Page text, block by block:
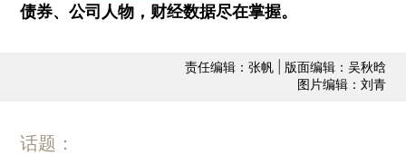
债券、公司人物，财经数据尽在掌握。
责任编辑：张帆 | 版面编辑：吴秋晗
图片编辑：刘青
话题：